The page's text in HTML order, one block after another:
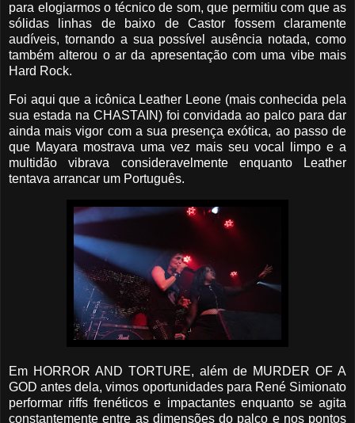
para elogiarmos o técnico de som, que permitiu com que as
sólidas linhas de baixo de Castor fossem claramente
audíveis, tornando a sua possível ausência notada, como
também alterou o ar da apresentação com uma vibe mais
Hard Rock.
Foi aqui que a icônica Leather Leone (mais conhecida pela
sua estada na CHASTAIN) foi convidada ao palco para dar
ainda mais vigor com a sua presença exótica, ao passo de
que Mayara mostrava uma vez mais seu vocal limpo e a
multidão vibrava consideravelmente enquanto Leather
tentava arrancar um Português.
Em HORROR AND TORTURE, além de MURDER OF A
GOD antes dela, vimos oportunidades para René Simionato
performar riffs frenéticos e impactantes enquanto se agita
constantemente entre as dimensões do palco e nos pontos